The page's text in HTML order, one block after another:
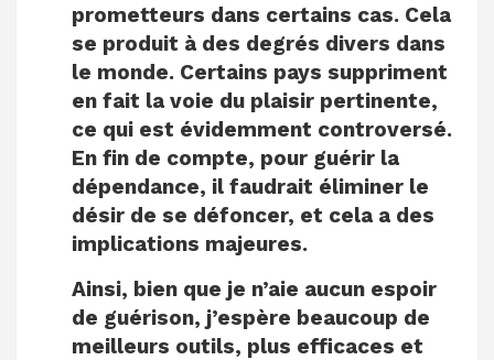
prometteurs dans certains cas. Cela
se produit à des degrés divers dans
le monde. Certains pays suppriment
en fait la voie du plaisir pertinente,
ce qui est évidemment controversé.
En fin de compte, pour guérir la
dépendance, il faudrait éliminer le
désir de se défoncer, et cela a des
implications majeures.
Ainsi, bien que je n’aie aucun espoir
de guérison, j’espère beaucoup de
meilleurs outils, plus efficaces et